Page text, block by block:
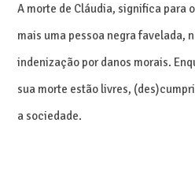
A morte de Cláudia, significa para
mais uma pessoa negra favelada,
indenização por danos morais.
sua morte estão livres,
a sociedade.